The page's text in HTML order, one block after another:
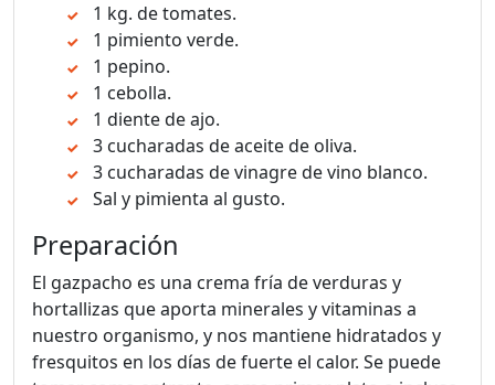
1 kg. de tomates.
1 pimiento verde.
1 pepino.
1 cebolla.
1 diente de ajo.
3 cucharadas de aceite de oliva.
3 cucharadas de vinagre de vino blanco.
Sal y pimienta al gusto.
Preparación
El gazpacho es una crema fría de verduras y
hortallizas que aporta minerales y vitaminas a
nuestro organismo, y nos mantiene hidratados y
fresquitos en los días de fuerte el calor. Se puede